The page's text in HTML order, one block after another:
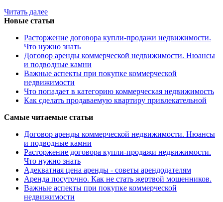
Читать далее
Новые статьи
Расторжение договора купли-продажи недвижимости.
Что нужно знать
Договор аренды коммерческой недвижимости. Нюансы
и подводные камни
Важные аспекты при покупке коммерческой
недвижимости
Что попадает в категорию коммерческая недвижимость
Как сделать продаваемую квартиру привлекательной
Самые читаемые статьи
Договор аренды коммерческой недвижимости. Нюансы
и подводные камни
Расторжение договора купли-продажи недвижимости.
Что нужно знать
Адекватная цена аренды - советы арендодателям
Аренда посуточно. Как не стать жертвой мошенников.
Важные аспекты при покупке коммерческой
недвижимости